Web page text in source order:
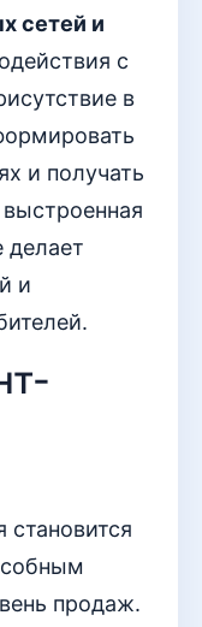
сетей и
с
в
и получать
делает
и
становится
продаж.